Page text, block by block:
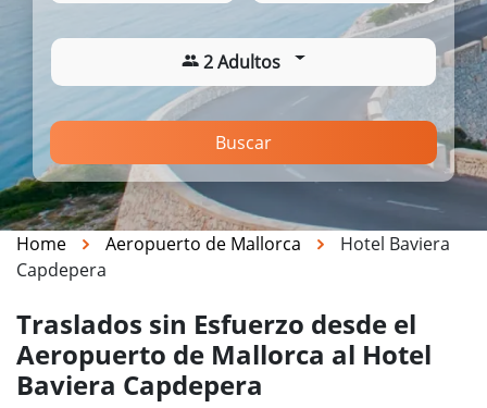
2 Adultos
Buscar
Home Aeropuerto de Mallorca
Hotel Baviera
Capdepera
Traslados sin Esfuerzo desde el
Aeropuerto de Mallorca al Hotel
Baviera Capdepera